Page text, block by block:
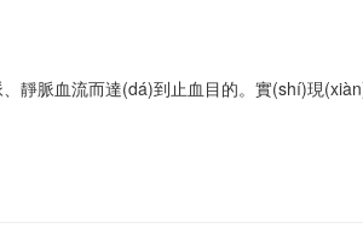
血流而達(dá)到止血目的。實(shí)現